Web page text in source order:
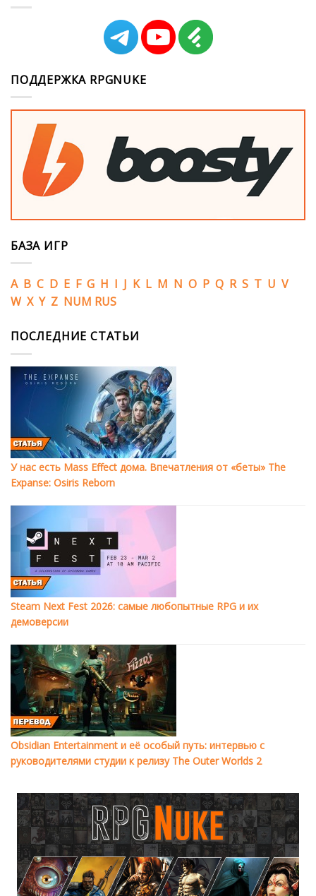
ПОДДЕРЖКА RPGNUKE
БАЗА ИГР
A B C D E F G H I J K L M N O P Q R S T U V
W X Y Z NUM RUS
ПОСЛЕДНИЕ СТАТЬИ
У нас есть Mass Effect дома. Впечатления от «беты» The
Expanse: Osiris Reborn
Steam Next Fest 2026: самые любопытные RPG и их
демоверсии
Obsidian Entertainment и её особый путь: интервью с
руководителями студии к релизу The Outer Worlds 2